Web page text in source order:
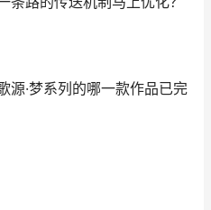
源·梦系列的哪一款作品已完